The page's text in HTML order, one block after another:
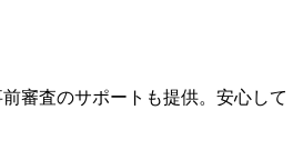
審査のサポートも提供。安心して